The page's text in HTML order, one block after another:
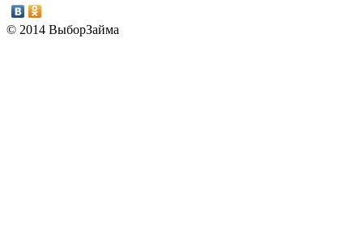
© 2014 ВыборЗайма